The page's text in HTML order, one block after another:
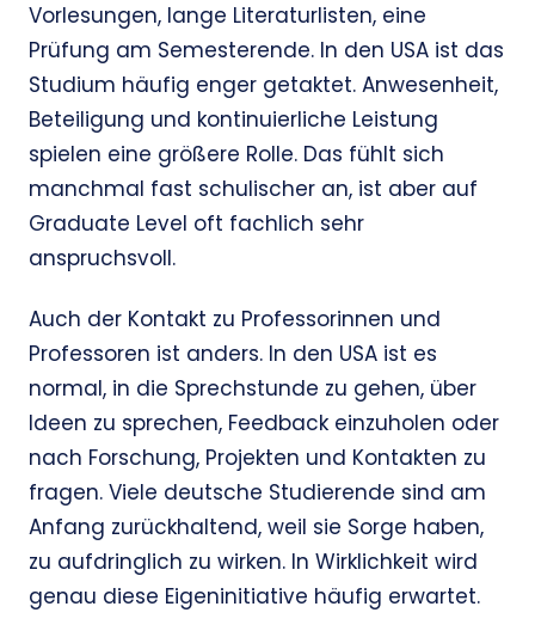
Vorlesungen, lange Literaturlisten, eine
Prüfung am Semesterende. In den USA ist das
Studium häufig enger getaktet. Anwesenheit,
Beteiligung und kontinuierliche Leistung
spielen eine größere Rolle. Das fühlt sich
manchmal fast schulischer an, ist aber auf
Graduate Level oft fachlich sehr
anspruchsvoll.
Auch der Kontakt zu Professorinnen und
Professoren ist anders. In den USA ist es
normal, in die Sprechstunde zu gehen, über
Ideen zu sprechen, Feedback einzuholen oder
nach Forschung, Projekten und Kontakten zu
fragen. Viele deutsche Studierende sind am
Anfang zurückhaltend, weil sie Sorge haben,
zu aufdringlich zu wirken. In Wirklichkeit wird
genau diese Eigeninitiative häufig erwartet.